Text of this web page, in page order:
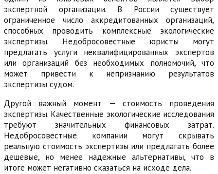
экспертной организации. В России существует
ограниченное число аккредитованных организаций,
способных проводить комплексные экологические
экспертизы. Недобросовестные юристы могут
предлагать услуги неквалифицированных экспертов
или организаций без необходимых полномочий, что
может привести к непризнанию результатов
экспертизы судом.
Другой важный момент — стоимость проведения
экспертизы. Качественные экологические исследования
требуют значительных финансовых затрат.
Недобросовестные компании могут скрывать
реальную стоимость экспертизы или предлагать более
дешевые, но менее надежные альтернативы, что в
итоге может негативно сказаться на исходе дела.